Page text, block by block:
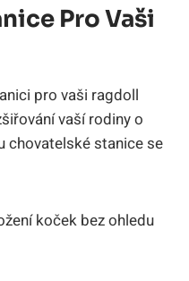
Pro Vaši
pro vaši ragdoll
vaší⁢ rodiny o
chovatelské stanice se
koček bez ohledu